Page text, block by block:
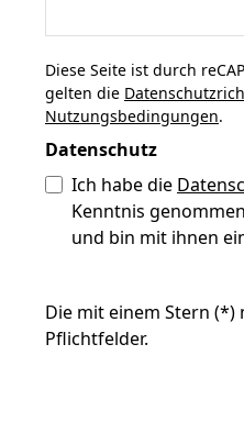
Diese Seite ist durch
gelten die
Nutzungsbedingungen.
Datenschutz
Ich habe die
Kenntnis
und bin mit ihnen
Die mit einem Stern
Pflichtfelder.